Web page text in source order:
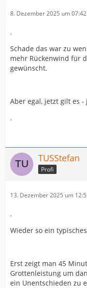
8. Dezember 2025 um 07:42
.
Schade das war zu
mehr Rückenwind für
gewünscht.
Aber egal, jetzt gilt es -
.
TUSStefan
Profi
13. Dezember 2025 um
.
Wieder so ein
Erst zeigt man 45
Grottenleistung um
ein Unentschieden zu